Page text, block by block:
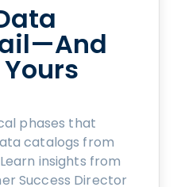
phases that
catalogs from
insights from
Success Director